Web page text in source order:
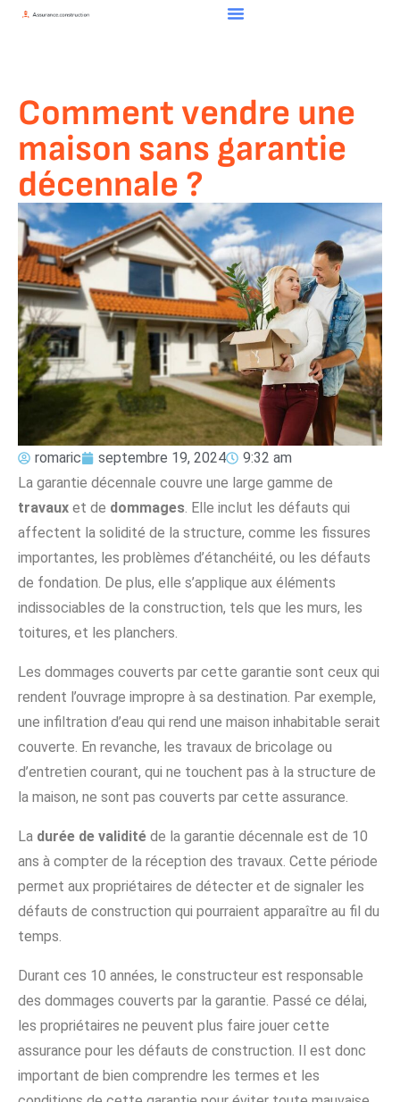
Comment vendre une
maison sans garantie
décennale ?
romaric septembre 19, 2024
9:32 am
La garantie décennale couvre une large gamme de
travaux et de dommages. Elle inclut les défauts qui
affectent la solidité de la structure, comme les fissures
importantes, les problèmes d’étanchéité, ou les défauts
de fondation. De plus, elle s’applique aux éléments
indissociables de la construction, tels que les murs, les
toitures, et les planchers.
Les dommages couverts par cette garantie sont ceux qui
rendent l’ouvrage impropre à sa destination. Par exemple,
une infiltration d’eau qui rend une maison inhabitable serait
couverte. En revanche, les travaux de bricolage ou
d’entretien courant, qui ne touchent pas à la structure de
la maison, ne sont pas couverts par cette assurance.
La durée de validité de la garantie décennale est de 10
ans à compter de la réception des travaux. Cette période
permet aux propriétaires de détecter et de signaler les
défauts de construction qui pourraient apparaître au fil du
temps.
Durant ces 10 années, le constructeur est responsable
des dommages couverts par la garantie. Passé ce délai,
les propriétaires ne peuvent plus faire jouer cette
assurance pour les défauts de construction. Il est donc
important de bien comprendre les termes et les